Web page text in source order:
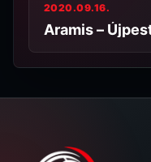
2020.09.16.
Aramis –